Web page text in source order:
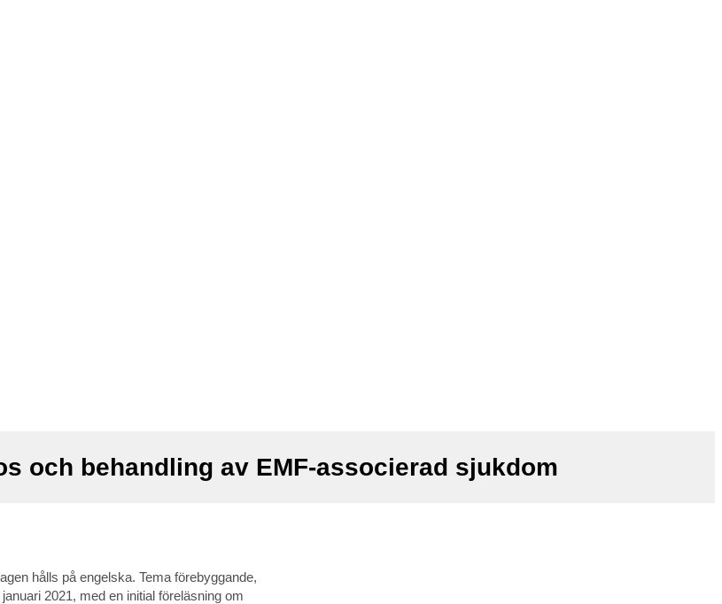
och behandling av EMF-associerad sjukdom
hålls på engelska. Tema förebyggande,
2021, med en initial föreläsning om